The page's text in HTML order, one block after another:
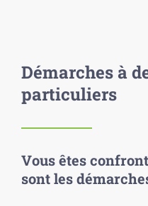
Démarches à
particuliers
Vous êtes
sont les